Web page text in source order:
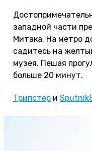
западной части
Митака. На метро
садитесь на
музея. Пешая
больше 20 минут.
Трипстер и